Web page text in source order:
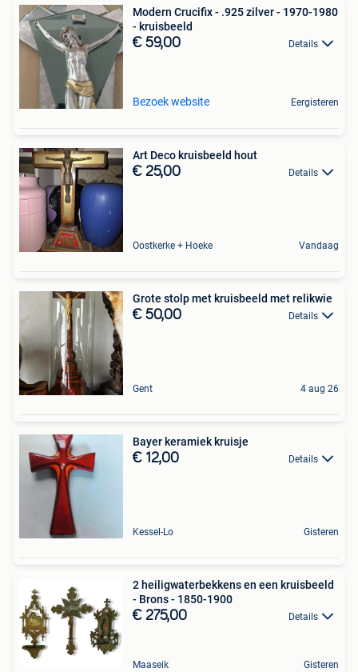
Modern Crucifix - .925 zilver - 1970-1980
- kruisbeeld
€ 59,00 Details
Bezoek website Eergisteren
Art Deco kruisbeeld hout
€ 25,00 Details
Oostkerke + Hoeke Vandaag
Grote stolp met kruisbeeld met relikwie
€ 50,00 Details
Gent 4 aug 26
Bayer keramiek kruisje
€ 12,00 Details
Kessel-Lo Gisteren
2 heiligwaterbekkens en een kruisbeeld
- Brons - 1850-1900
€ 275,00 Details
Maaseik Gisteren